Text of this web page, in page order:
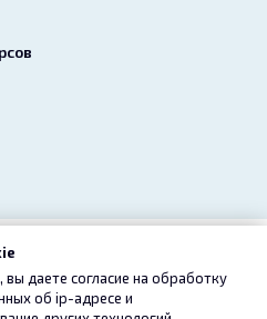
Конфиденциальность
даете согласие на обработку
об ip-адресе и